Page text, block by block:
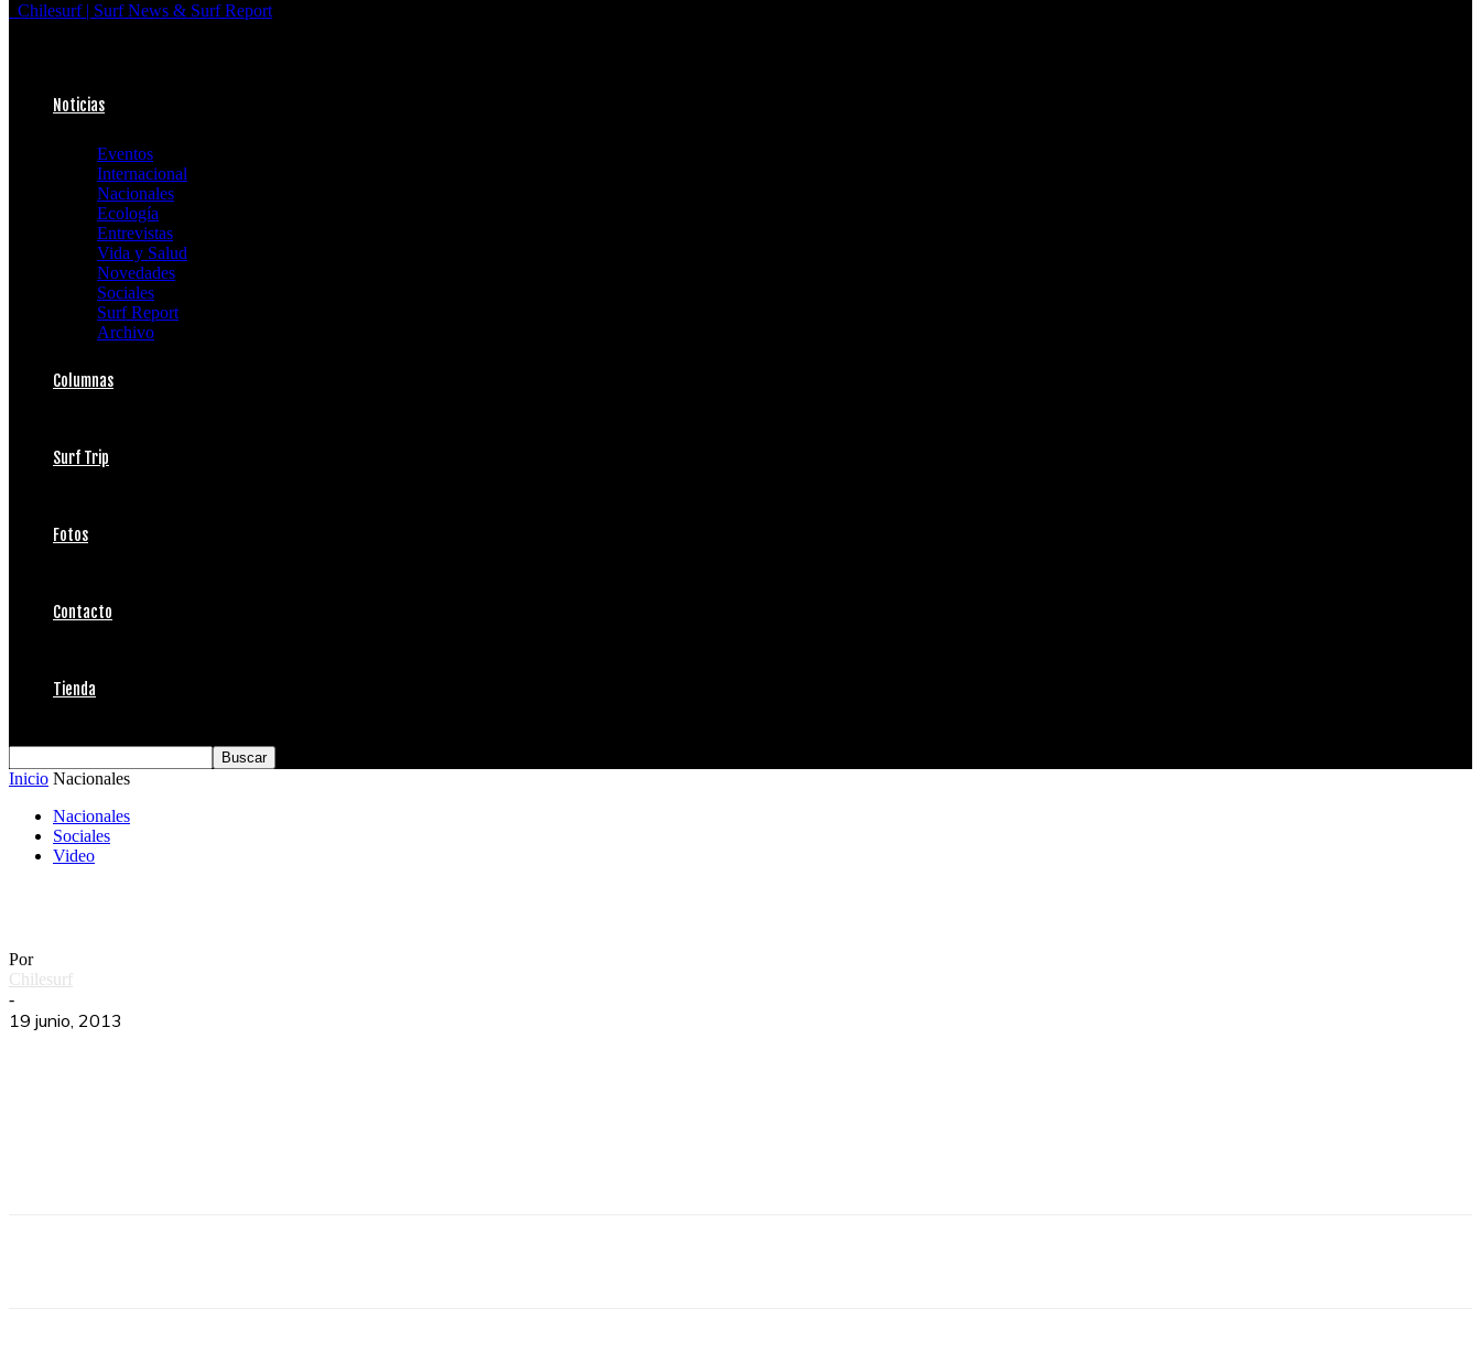
Chilesurf | Surf News & Surf Report
Noticias
Eventos
Internacional
Nacionales
Ecología
Entrevistas
Vida y Salud
Novedades
Sociales
Surf Report
Archivo
Columnas
Surf Trip
Fotos
Contacto
Tienda
Inicio Nacionales
Nacionales
Sociales
Video
Por
Chilesurf
-
19 junio, 2013